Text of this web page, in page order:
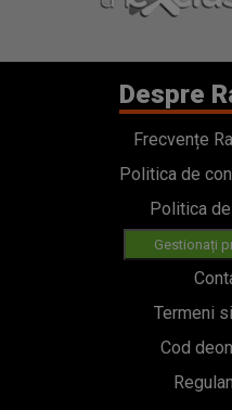
Despre
Frecvențe
Politica de
Politica
Gestionați
Termeni
Cod